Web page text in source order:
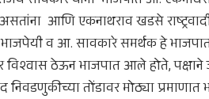
आणि एकनाथराव खडसे
भाजपेयी व आ. सावकारे समर्थक हे
विश्वास ठेऊन भाजपात आले होते,
निवडणुकीच्या तोंडावर मोठ्या